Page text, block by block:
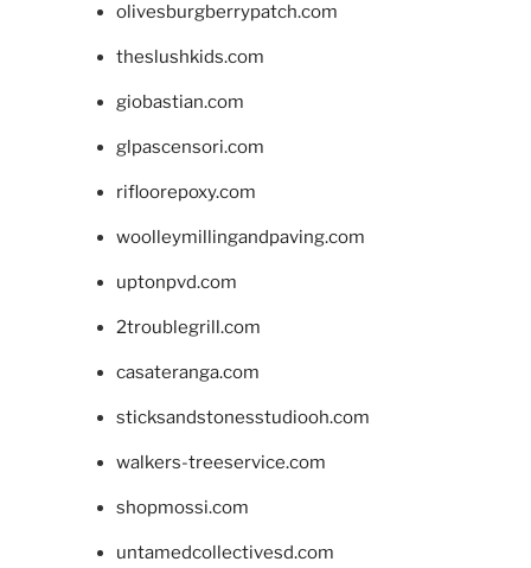
olivesburgberrypatch.com
theslushkids.com
giobastian.com
glpascensori.com
rifloorepoxy.com
woolleymillingandpaving.com
uptonpvd.com
2troublegrill.com
casateranga.com
sticksandstonesstudiooh.com
walkers-treeservice.com
shopmossi.com
untamedcollectivesd.com